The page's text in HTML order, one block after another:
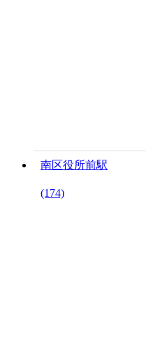
南区役所前駅
(174)